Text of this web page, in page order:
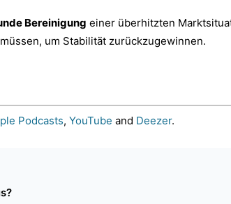
Bereinigung einer überhitzten
um Stabilität zurückzugewinnen.
Podcasts, YouTube and Deezer.